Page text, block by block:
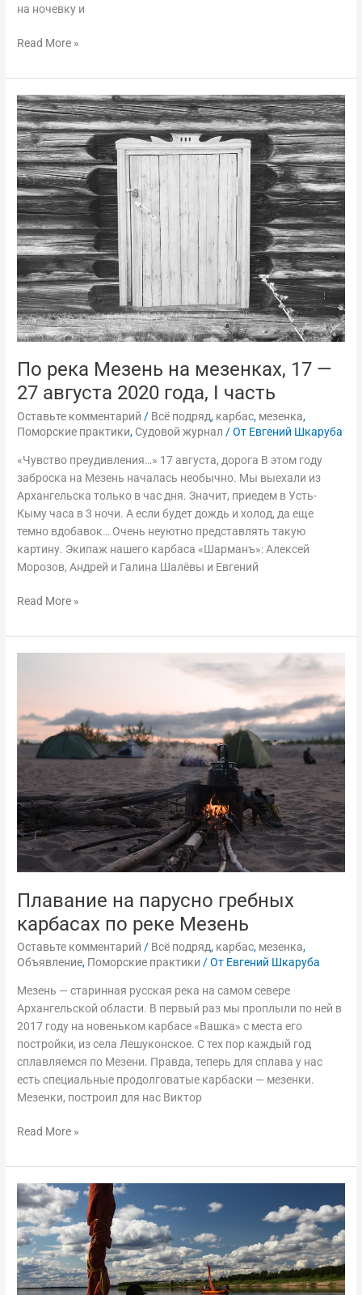
на ночевку и
Read More »
По река Мезень на мезенках, 17 —
27 августа 2020 года, I часть
Оставьте комментарий / Всё подряд, карбас, мезенка,
Поморские практики, Судовой журнал / От Евгений Шкаруба
«Чувство преудивления…» 17 августа, дорога В этом году
заброска на Мезень началась необычно. Мы выехали из
Архангельска только в час дня. Значит, приедем в Усть-
Кыму часа в 3 ночи. А если будет дождь и холод, да еще
темно вдобавок… Очень неуютно представлять такую
картину. Экипаж нашего карбаса «Шарманъ»: Алексей
Морозов, Андрей и Галина Шалёвы и Евгений
По
река
Мезень
на
мезенках,
17
—
27
августа
2020
года,
I
часть
Read More »
Плавание на парусно гребных
карбасах по реке Мезень
Оставьте комментарий / Всё подряд, карбас, мезенка,
Объявление, Поморские практики / От Евгений Шкаруба
Мезень — старинная русская река на самом севере
Архангельской области. В первый раз мы проплыли по ней в
2017 году на новеньком карбасе «Вашка» с места его
постройки, из села Лешуконское. С тех пор каждый год
сплавляемся по Мезени. Правда, теперь для сплава у нас
есть специальные продолговатые карбаски — мезенки.
Мезенки, построил для нас Виктор
гребных
карбасах
реке
Мезень
Read More »
На
мезенке
по
реке
Мезень